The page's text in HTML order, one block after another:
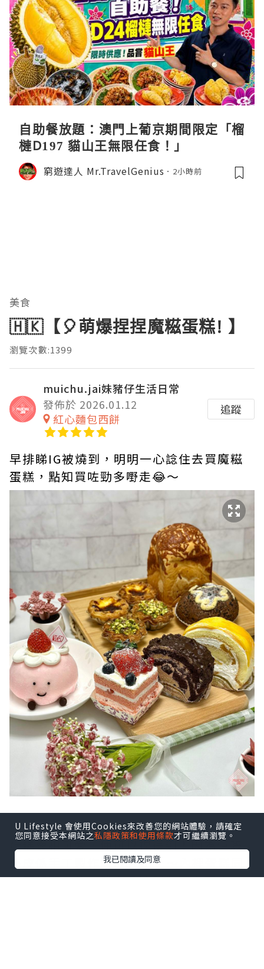
自助餐放題：澳門上葡京期間限定「榴
槤D197 貓山王無限任食！」
窮遊達人 Mr.TravelGenius 2小時前
美食
🇭🇰【🎈萌爆捏捏魔糍蛋糕! 】
瀏覽次數:1399
muichu.jai妹豬仔生活日常
發佈於 2026.01.12
紅心麵包西餅
追蹤
早排睇IG被燒到，明明一心諗住去買魔糍
蛋糕，點知買咗勁多嘢走😂～
[士多啤梨魔糍蛋糕] (HK$48)
蛋糕賣相可愛，仲可以捏得到！因為佢嘅
外皮係手工製作嘅mochi，～內裡蛋糕同
忌廉相間，仲夾雜士多啤梨粒同白玉麻
U Lifestyle 會使用Cookies來改善您的網站體驗，請確定
您同意接受本網站之私隱政策和使用條款才可繼續瀏覽。
我已閱讀及同意